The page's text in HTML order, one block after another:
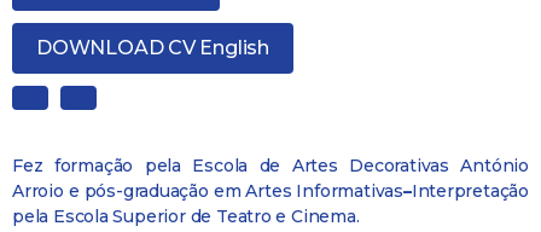
DOWNLOAD CV English
Fez formação pela Escola de Artes Decorativas António
Arroio e pós-graduação em Artes Informativas–Interpretação
pela Escola Superior de Teatro e Cinema.